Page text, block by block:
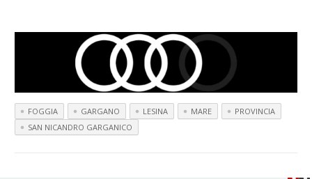
FOGGIA GARGANO LESINA MARE
PROVINCIA
SAN NICANDRO GARGANICO